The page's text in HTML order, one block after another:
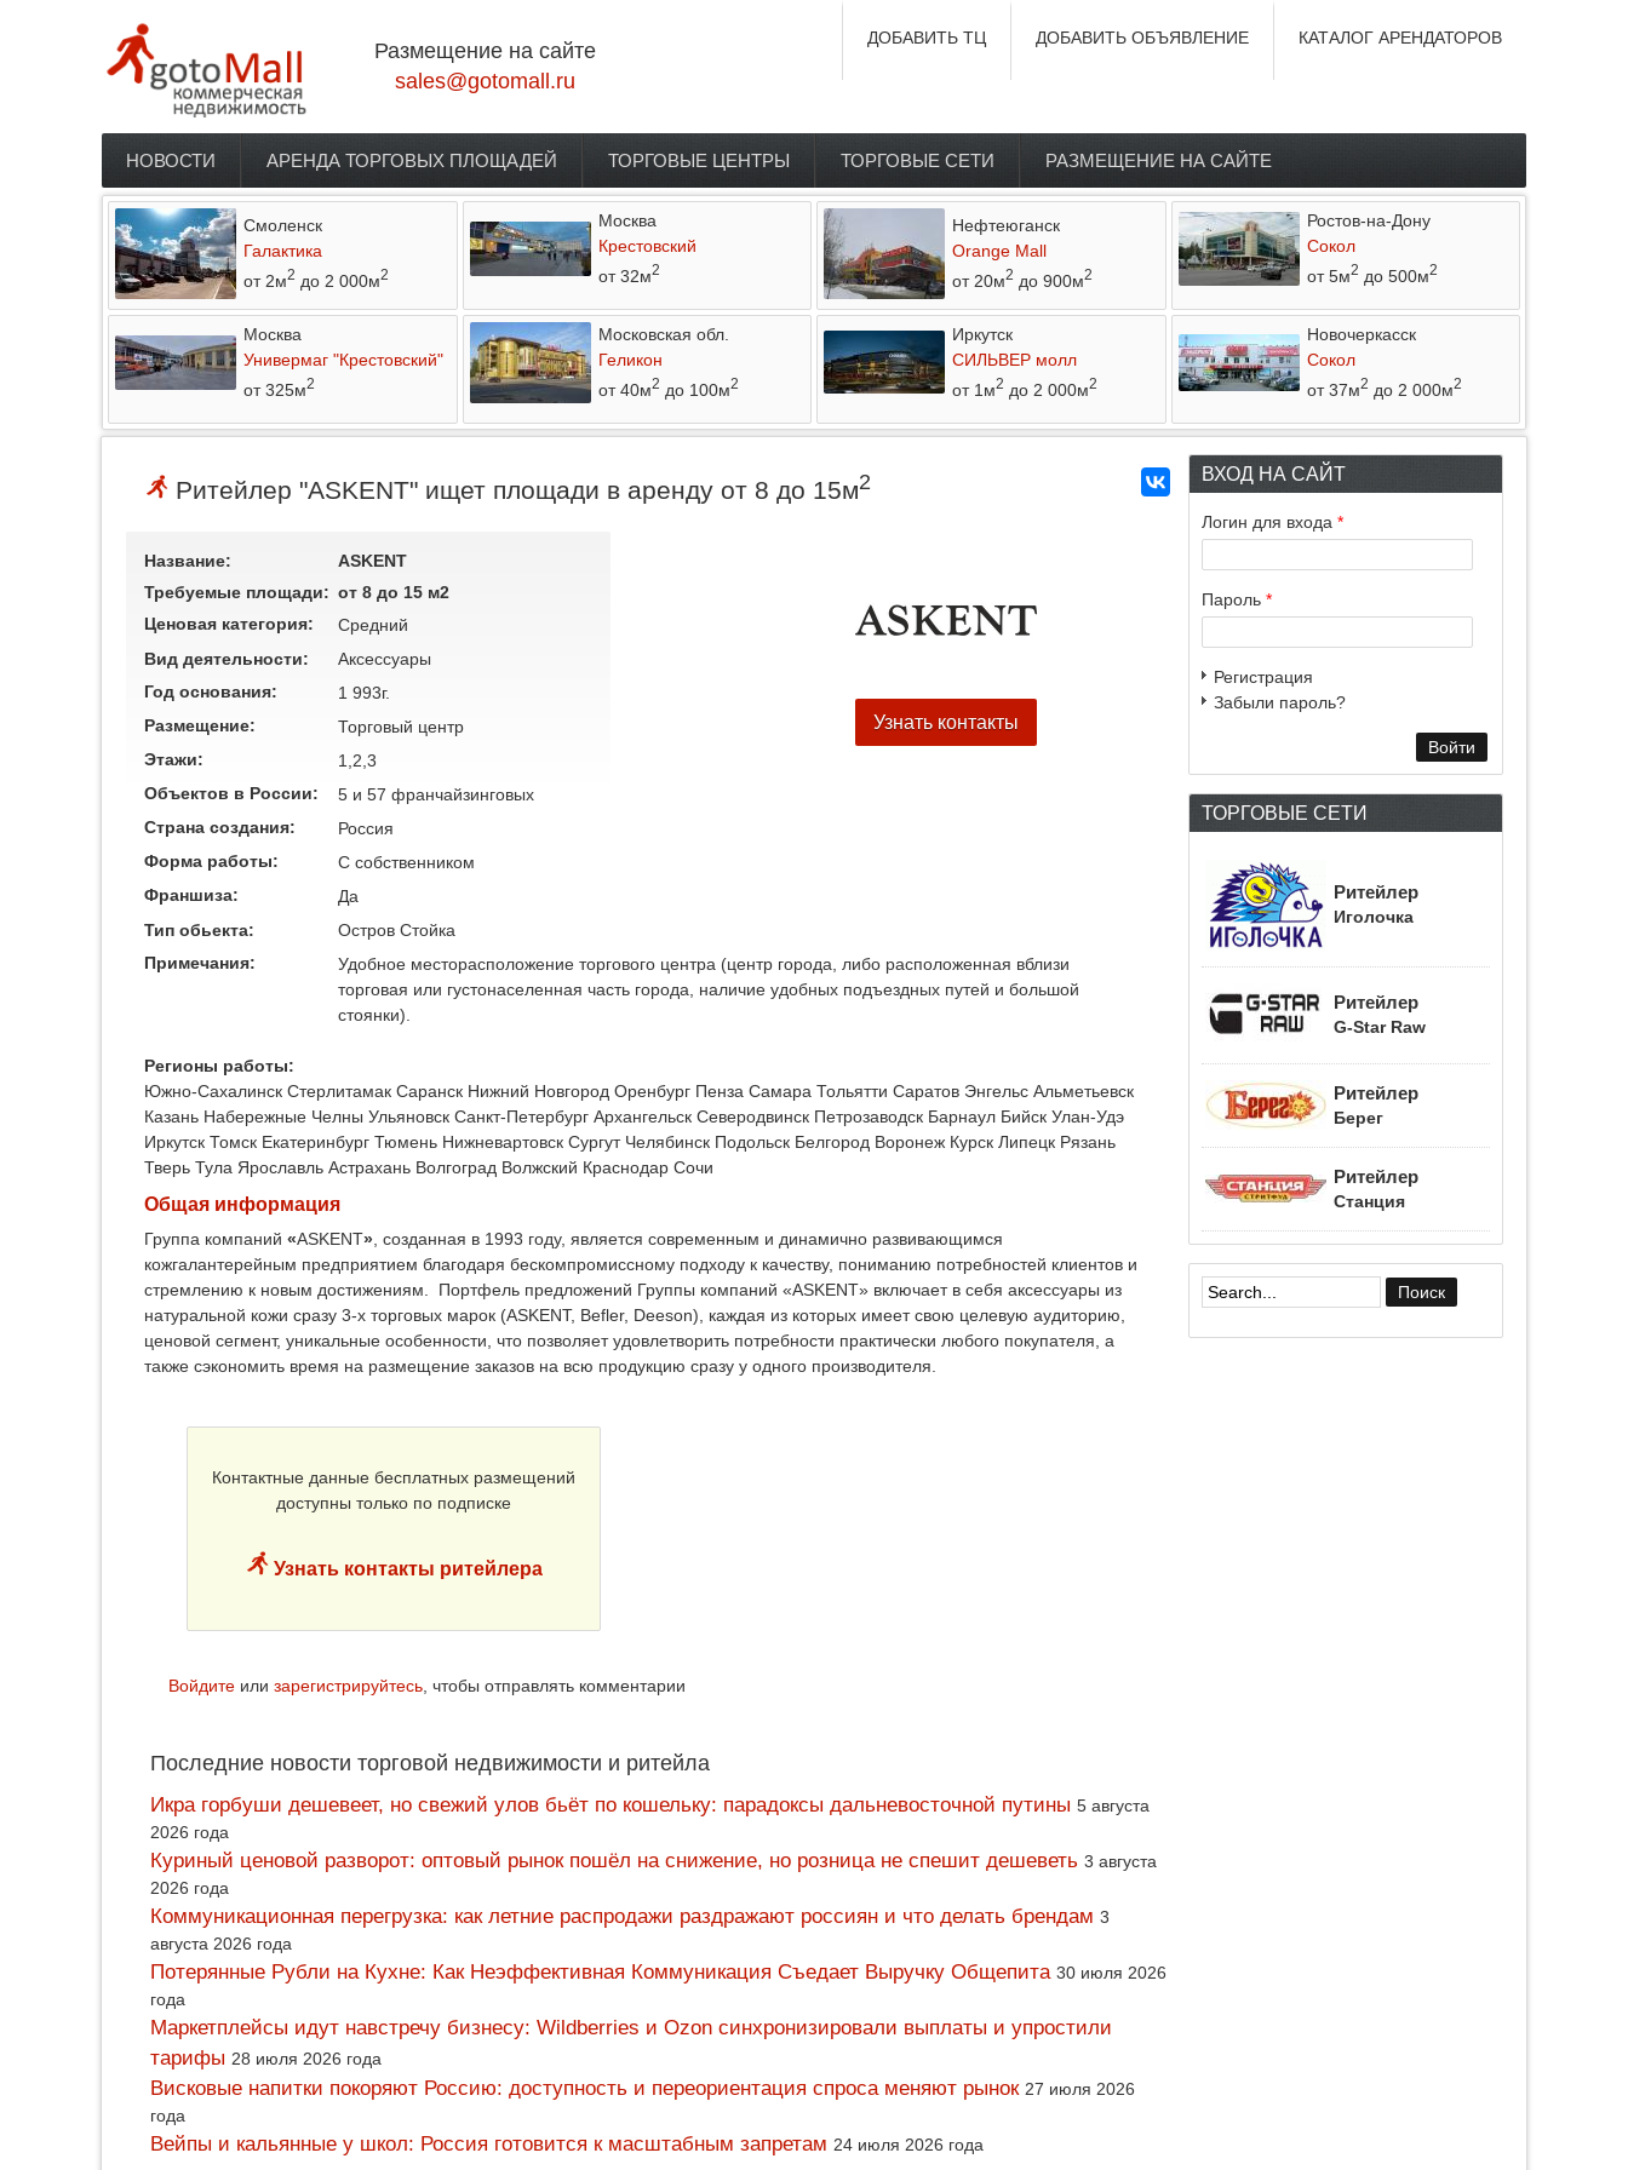
Размещение на сайте
sales@gotomall.ru
КАТАЛОГ АРЕНДАТОРОВ
ДОБАВИТЬ ОБЪЯВЛЕНИЕ
ДОБАВИТЬ ТЦ
Главное меню
НОВОСТИ АРЕНДА ТОРГОВЫХ ПЛОЩАДЕЙ ТОРГОВЫЕ ЦЕНТРЫ ТОРГОВЫЕ СЕТИ РАЗМЕЩЕНИЕ НА САЙТЕ
Смоленск
Галактика
от 2м2 до 2 000м2
Москва
Крестовский
от 32м2
Нефтеюганск
Orange Mall
от 20м2 до 900м2
Ростов-на-Дону
Сокол
от 5м2 до 500м2
Москва
Универмаг "Крестовский"
от 325м2
Московская обл.
Геликон
от 40м2 до 100м2
Иркутск
СИЛЬВЕР молл
от 1м2 до 2 000м2
Новочеркасск
Сокол
от 37м2 до 2 000м2
Ритейлер "ASKENT" ищет площади в аренду от 8 до 15м2
Название:
ASKENT
Требуемые площади: от 8 до 15 м2
Ценовая категория:
Средний
Вид деятельности:
Аксессуары
Год основания:
1 993г.
Размещение:
Торговый центр
Этажи:
1,2,3
Узнать контакты
Объектов в России:
5 и 57 франчайзинговых
Страна создания:
Россия
Форма работы:
C собственником
Франшиза:
Да
Тип обьекта:
Остров Стойка
Примечания:
Удобное месторасположение торгового центра (центр города, либо расположенная вблизи
торговая или густонаселенная часть города, наличие удобных подъездных путей и большой
стоянки).
Регионы работы:
Южно-Сахалинск Стерлитамак Саранск Нижний Новгород Оренбург Пенза Самара Тольятти Саратов Энгельс Альметьевск
Казань Набережные Челны Ульяновск Санкт-Петербург Архангельск Северодвинск Петрозаводск Барнаул Бийск Улан-Удэ
Иркутск Томск Екатеринбург Тюмень Нижневартовск Сургут Челябинск Подольск Белгород Воронеж Курск Липецк Рязань
Тверь Тула Ярославль Астрахань Волгоград Волжский Краснодар Сочи
Общая информация
Группа компаний «ASKENT», созданная в 1993 году, является современным и динамично развивающимся
кожгалантерейным предприятием благодаря бескомпромиссному подходу к качеству, пониманию потребностей клиентов и
стремлению к новым достижениям. Портфель предложений Группы компаний «ASKENT» включает в себя аксессуары из
натуральной кожи сразу 3-х торговых марок (ASKENT, Befler, Deeson), каждая из которых имеет свою целевую аудиторию,
ценовой сегмент, уникальные особенности, что позволяет удовлетворить потребности практически любого покупателя, а
также сэкономить время на размещение заказов на всю продукцию сразу у одного производителя.
Контактные данные бесплатных размещений
доступны только по подписке
Узнать контакты ритейлера
Войдите или зарегистрируйтесь, чтобы отправлять комментарии
Последние новости торговой недвижимости и ритейла
Икра горбуши дешевеет, но свежий улов бьёт по кошельку: парадоксы дальневосточной путины 5 августа
2026 года
Куриный ценовой разворот: оптовый рынок пошёл на снижение, но розница не спешит дешеветь 3 августа
2026 года
Коммуникационная перегрузка: как летние распродажи раздражают россиян и что делать брендам 3
августа 2026 года
Потерянные Рубли на Кухне: Как Неэффективная Коммуникация Съедает Выручку Общепита 30 июля 2026
года
Маркетплейсы идут навстречу бизнесу: Wildberries и Ozon синхронизировали выплаты и упростили
тарифы 28 июля 2026 года
Висковые напитки покоряют Россию: доступность и переориентация спроса меняют рынок 27 июля 2026
года
Вейпы и кальянные у школ: Россия готовится к масштабным запретам 24 июля 2026 года
ВХОД НА САЙТ
Логин для входа *
Пароль *
Регистрация
Забыли пароль?
ТОРГОВЫЕ СЕТИ
Ритейлер
Иголочка
Ритейлер
G-Star Raw
Ритейлер
Берег
Ритейлер
Станция
Форма поиска